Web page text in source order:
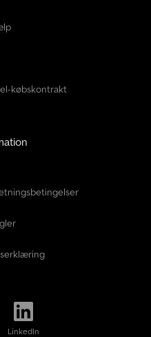
købskontrakt
LinkedIn